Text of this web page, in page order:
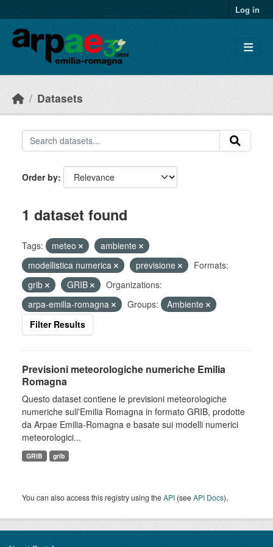
Log in
Datasets
Order by
1 dataset found
Tags: meteo
ambiente
modellistica numerica
previsione
Formats:
grib
GRIB
Organizations:
arpa-emilia-romagna
Groups:
Ambiente
Filter Results
Previsioni meteorologiche numeriche Emilia
Romagna
Questo dataset contiene le previsioni meteorologiche
numeriche sull'Emilia Romagna in formato GRIB, prodotte
da Arpae Emilia-Romagna e basate sui modelli numerici
meteorologici...
GRIB grib
You can also access this registry using theAPI (seeAPI Docs).